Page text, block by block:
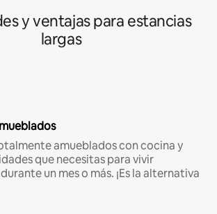
y ventajas para estancias
largas
amueblados con cocina y
que necesitas para vivir
un mes o más. ¡Es la alternativa